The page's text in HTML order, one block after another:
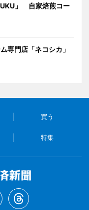
」 自家焙煎コー
専門店「ネコシカ」
買う
特集